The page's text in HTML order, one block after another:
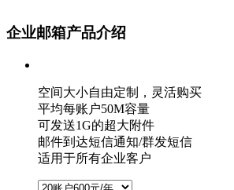
企业邮箱产品介绍
空间大小自由定制，灵活购买
平均每账户50M容量
可发送1G的超大附件
邮件到达短信通知/群发短信
适用于所有企业客户